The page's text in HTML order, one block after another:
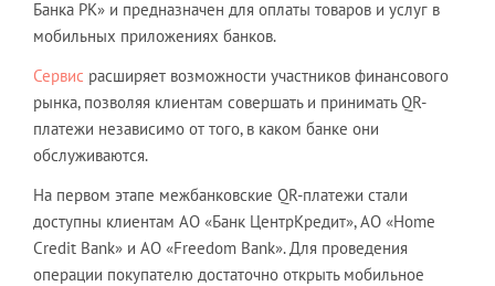
Банка РК» и предназначен для оплаты товаров и услуг в
мобильных приложениях банков.
Сервис расширяет возможности участников финансового
рынка, позволяя клиентам совершать и принимать QR-
платежи независимо от того, в каком банке они
обслуживаются.
На первом этапе межбанковские QR-платежи стали
доступны клиентам АО «Банк ЦентрКредит», АО «Home
Credit Bank» и АО «Freedom Bank». Для проведения
операции покупателю достаточно открыть мобильное